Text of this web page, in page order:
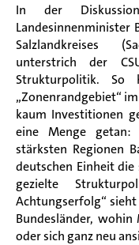
In der
Landesinnenminister
Salzlandkreises
unterstrich der
Strukturpolitik. So
„Zonenrandgebiet“
kaum Investitionen
eine Menge
stärksten Regionen
deutschen Einheit
gezielte
Achtungserfolg“ sieht
Bundesländer,
oder sich ganz neu